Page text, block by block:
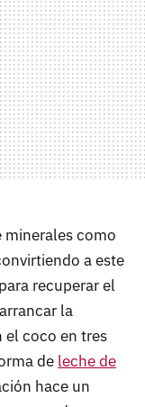
minerales como
a este
recuperar el
la
el coco en tres
de leche de
hace un